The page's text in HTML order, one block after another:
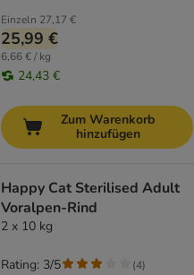
Einzeln 27,17 €
25,99 €
6,66 € / kg
24,43 €
Zum Warenkorb
hinzufügen
Happy Cat Sterilised Adult
Voralpen-Rind
2 x 10 kg
Rating: 3/5 (4)